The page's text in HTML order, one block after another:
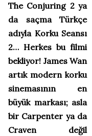
The Conjuring 2 ya
da saçma Türkçe
adıyla Korku Seansı
2… Herkes bu filmi
bekliyor! James Wan
artık modern korku
sinemasının en
büyük markası; asla
bir Carpenter ya da
Craven değil